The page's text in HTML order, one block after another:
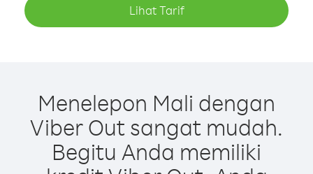
Lihat Tarif
Menelepon Mali dengan
Viber Out sangat mudah.
Begitu Anda memiliki